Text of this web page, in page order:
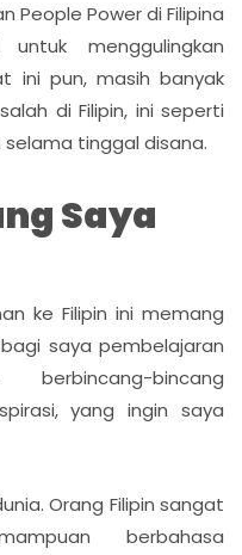
People Power di Filipina
menggulingkan
ini pun, masih banyak
di Filipin, ini seperti
tinggal disana.
Saya
ke Filipin ini memang
saya pembelajaran
bincang
yang ingin saya
Orang Filipin sangat
berbahasa